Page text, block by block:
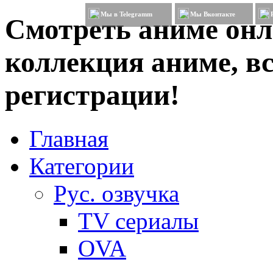
Смотреть аниме
коллекция аниме,
регистрации!
Мы в Telegramm Мы Вконтакте
Главная
Категории
Рус. озвучка
TV сериалы
OVA